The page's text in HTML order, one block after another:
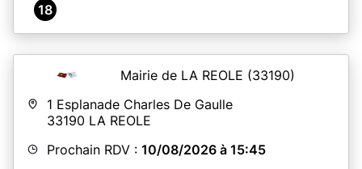
18
Mairie de LA REOLE (33190)
1 Esplanade Charles De Gaulle
33190 LA REOLE
Prochain RDV : 10/08/2026 à 15:45